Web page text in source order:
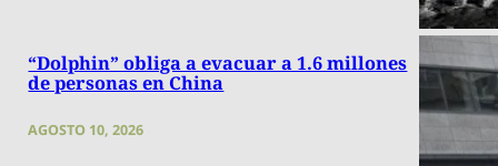
“Dolphin” obliga a evacuar a 1.6 millones
de personas en China
AGOSTO 10, 2026